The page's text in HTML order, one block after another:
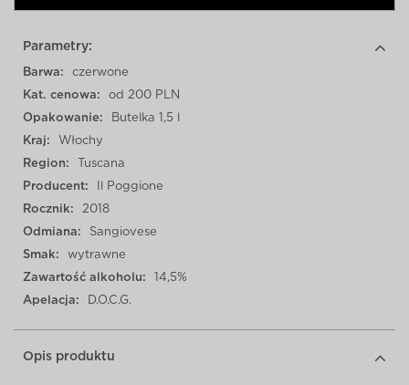
Parametry:
Barwa:
czerwone
Kat. cenowa:
od 200 PLN
Opakowanie:
Butelka 1,5 l
Kraj:
Włochy
Region:
Tuscana
Producent:
Il Poggione
Rocznik:
2018
Odmiana:
Sangiovese
Smak:
wytrawne
Zawartość alkoholu:
14,5%
Apelacja:
D.O.C.G.
Opis produktu